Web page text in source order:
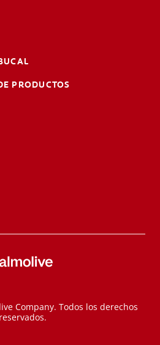
PRODUCTOS
Company. Todos los derechos
reservados.